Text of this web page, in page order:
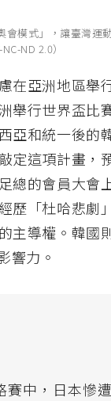
模式」，讓臺灣運
ND 2.0）
在亞洲地區舉
舉行世界盃比
亞和統一後的
定這項計畫
總的會員大會
歷「杜哈悲劇
主導權。韓國
響力。
中，日本慘